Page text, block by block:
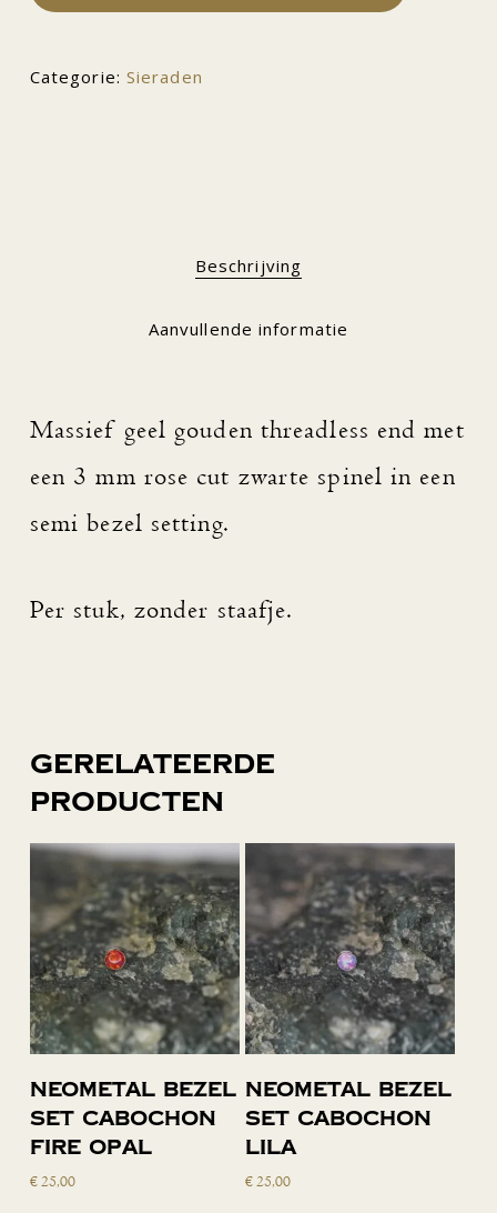
Categorie: Sieraden
Beschrijving
Aanvullende informatie
Massief geel gouden threadless end met
een 3 mm rose cut zwarte spinel in een
semi bezel setting.
Per stuk, zonder staafje.
Gerelateerde
producten
Toevoegen
aan
Neometal bezel
set cabochon
fire opal
€25,00
Toevoegen
aan
Neometal bezel
set cabochon
lila
€25,00